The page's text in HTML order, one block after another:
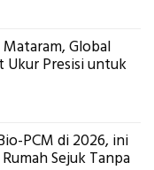
Global
Ukur Presisi untuk
PCM di 2026, ini
Sejuk Tanpa